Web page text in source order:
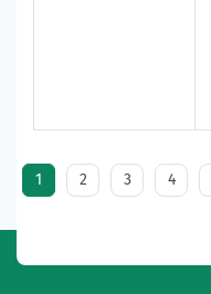
1 2 3 4